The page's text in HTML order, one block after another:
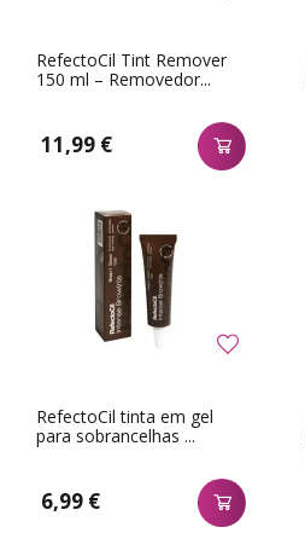
RefectoCil Tint Remover
150 ml – Removedor...
11,99 €
RefectoCil tinta em gel
para sobrancelhas ...
6,99 €